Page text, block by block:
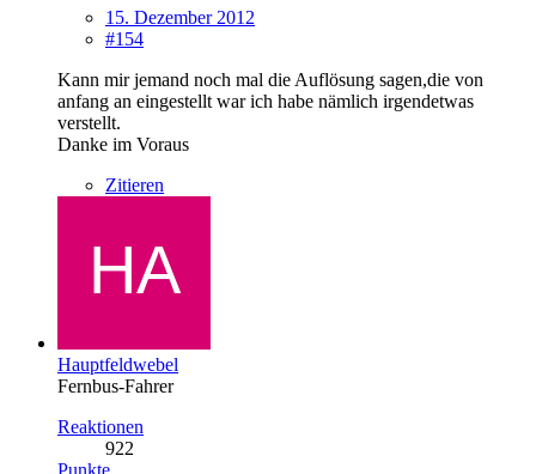
15. Dezember 2012
#154
Kann mir jemand noch mal die Auflösung sagen,die von
anfang an eingestellt war ich habe nämlich irgendetwas
verstellt.
Danke im Voraus
Zitieren
Hauptfeldwebel
Fernbus-Fahrer
Reaktionen
922
Punkte